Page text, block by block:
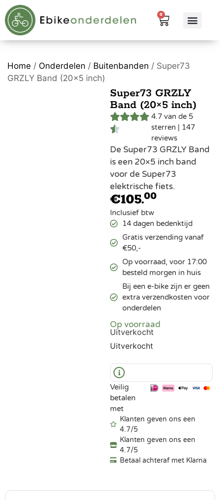
0
Home / Onderdelen / Buitenbanden / Super73
GRZLY Band (20×5 inch)
Super73 GRZLY
Band (20×5 inch)
4.7 van de 5
sterren | 147
reviews
De Super73 GRZLY Band
is een 20×5 inch band
voor de Super73
elektrische fiets.
€105.00
Inclusief btw
14 dagen bedenktijd
Gratis verzending vanaf
€50,-
Op voorraad, voor 17:00
besteld morgen in huis
Bij een e-bike zijn er geen
extra verzendkosten voor
onderdelen
Op voorraad
Uitverkocht
Uitverkocht
Veilig
betalen
met
Klanten geven ons een
4.7/5
Klanten geven ons een
4.7/5
Betaal achteraf met Klarna